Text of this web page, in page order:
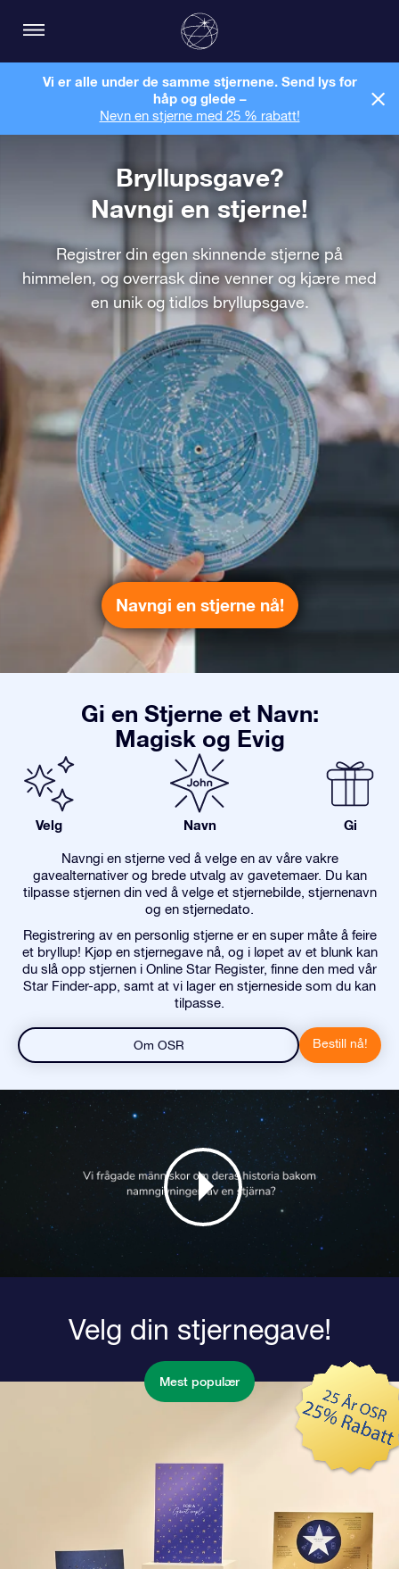
Vi er alle under de samme stjernene. Send lys for
håp og glede –
Nevn en stjerne med 25 % rabatt!
Bryllupsgave?
Navngi en stjerne!
Registrer din egen skinnende stjerne på
himmelen, og overrask dine venner og kjære med
en unik og tidløs bryllupsgave.
Navngi en stjerne nå!
Gi en Stjerne et Navn:
Magisk og Evig
Velg Navn Gi
Navngi en stjerne ved å velge en av våre vakre
gavealternativer og brede utvalg av gavetemaer. Du kan
tilpasse stjernen din ved å velge et stjernebilde, stjernenavn
og en stjernedato.
Registrering av en personlig stjerne er en super måte å feire
et bryllup! Kjøp en stjernegave nå, og i løpet av et blunk kan
du slå opp stjernen i Online Star Register, finne den med vår
Star Finder-app, samt at vi lager en stjerneside som du kan
tilpasse.
Om OSR Bestill nå!
Velg din stjernegave!
Mest populær